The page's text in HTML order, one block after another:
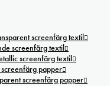
screenfärg textil
screenfärg textil
screenfärg textil
papper
screenfärg papper